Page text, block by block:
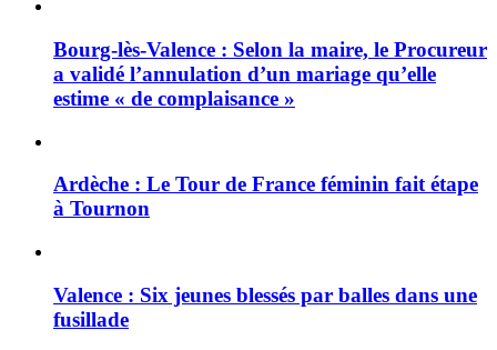
Bourg-lès-Valence : Selon la maire, le Procureur
a validé l’annulation d’un mariage qu’elle
estime « de complaisance »
Ardèche : Le Tour de France féminin fait étape
à Tournon
Valence : Six jeunes blessés par balles dans une
fusillade